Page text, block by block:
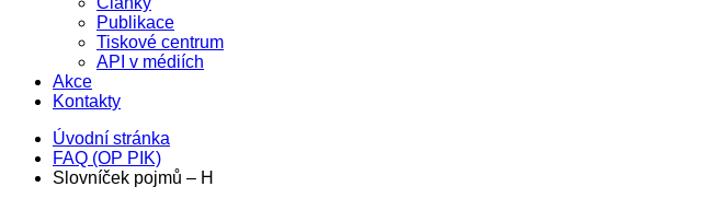
Publikace
Tiskové centrum
API v médiích
Akce
Kontakty
Úvodní stránka
FAQ (OP PIK)
Slovníček pojmů – H